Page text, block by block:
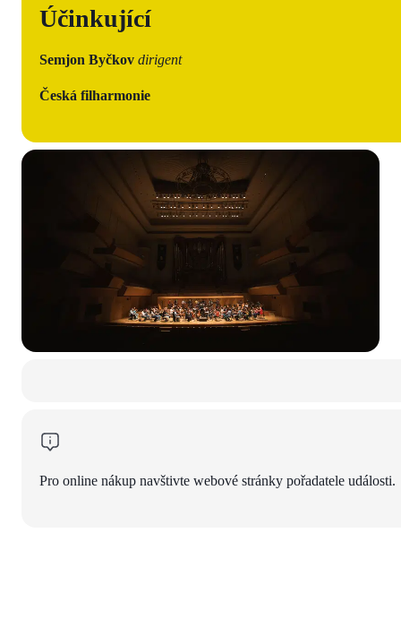
Účinkující
Semjon Byčkov dirigent
Česká filharmonie
Pro online nákup navštivte webové stránky pořadatele události.